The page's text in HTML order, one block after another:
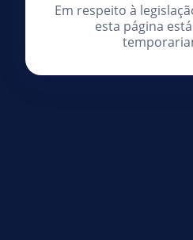
Em respeito à
esta página